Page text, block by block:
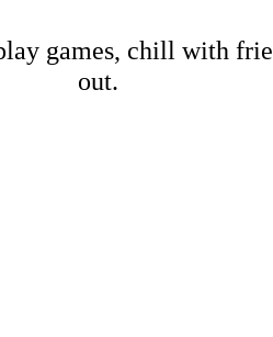
games, chill with
out.